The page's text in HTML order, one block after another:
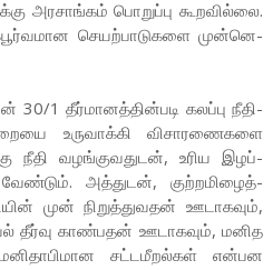
அர­சாங்கம் பொறுப்பு கூற­வில்லை.
செயற்­பா­டு­களை முன்­னெ­
30/1 தீர்­மா­னத்­தின்­படி கலப்பு நீதி­
உரு­வாக்கி விசா­ர­ணை­களை
நீதி வழங்­கு­வ­துடன், உரிய இழப்­
வேண்டும். அத்­துடன், குற்­ற­மி­ழைத்­
முன் நிறுத்­து­வதன் ஊடா­கவும்,
தீர்வு காண்­பதன் ஊடா­கவும், மனித
சட்­ட­மீ­றல்கள் என்­பன